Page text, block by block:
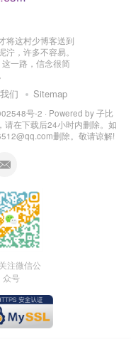
将这村少博客送到
，许多不容易。
一路，信念很简
们 Sitemap
号-2 · Powered by子比
请在下载后24小时内删除。如
删除。敬请谅解!
注微信公
众号